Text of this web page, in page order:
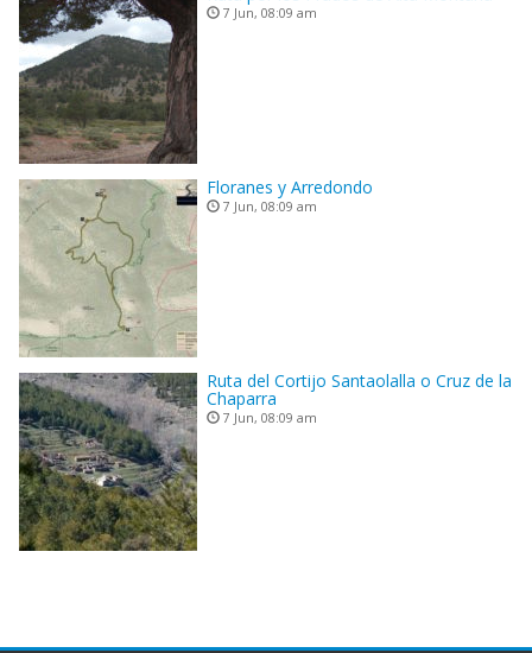
7 Jun, 08:09 am
Floranes y Arredondo
7 Jun, 08:09 am
Ruta del Cortijo Santaolalla o Cruz de la
Chaparra
7 Jun, 08:09 am